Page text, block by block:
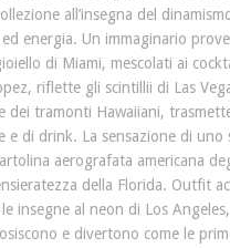
all’insegna del
energia. Un immaginario
di Miami, mescolati ai
riflette gli scintillii di Las
dei tramonti Hawaiiani,
e di drink. La sensazione di uno
aerografata americana
della Florida. Outfit
le insegne al neon di Los Angeles,
e divertono come le